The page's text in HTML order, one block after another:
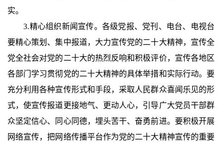
实。
3.精心组织新闻宣传。各级党报、党刊、电台、电视台
要精心策划、集中报道，大力宣传党的二十大精神，宣传全
党全社会对党的二十大的热烈反响和积极评价，宣传各地区
各部门学习贯彻党的二十大精神的具体举措和实际行动。要
充分利用各种宣传形式和手段，采取人民群众喜闻乐见的形
式，使宣传报道更接地气、更动人心，引导广大党员干部群
众坚定信心、同心同德，埋头苦干、奋勇前进。要积极开展
网络宣传，把网络传播平台作为党的二十大精神宣传的重要